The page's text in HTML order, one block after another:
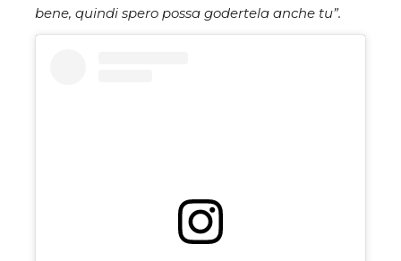
bene, quindi spero possa godertela anche tu”.